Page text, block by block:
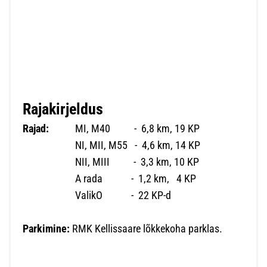
Rajakirjeldus
Rajad: MI, M40 - 6,8 km, 19 KP
NI, MII, M55 - 4,6 km, 14 KP
NII, MIII - 3,3 km, 10 KP
A rada - 1,2 km, 4 KP
ValikO - 22 KP-d
Parkimine: RMK Kellissaare lõkkekoha parklas.